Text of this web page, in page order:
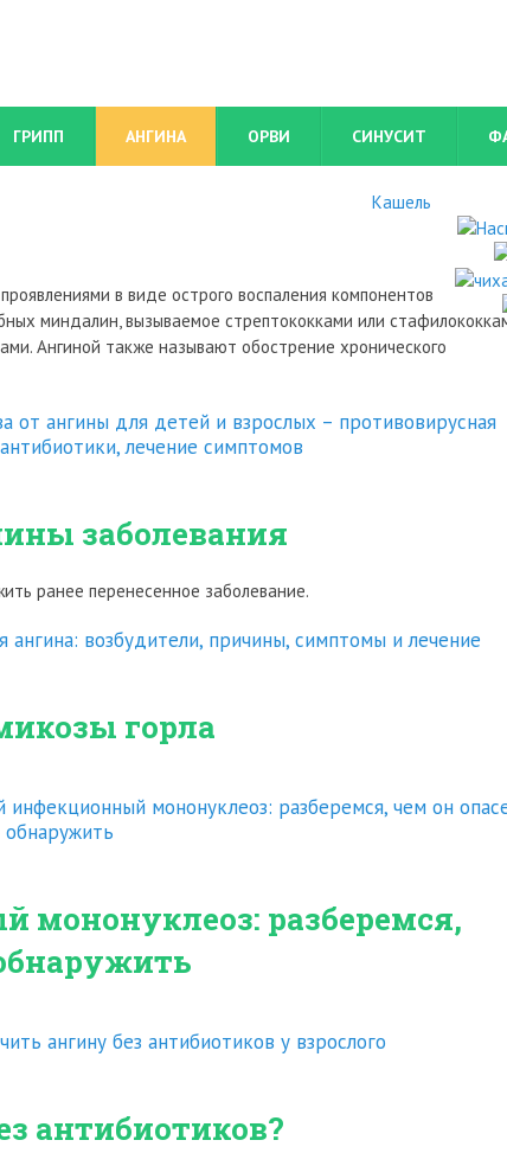
ГРИПП АНГИНА ОРВИ СИНУСИТ
в виде острого воспаления компонентов
миндалин, вызываемое стрептококками или
Ангиной также называют обострение хронического
от ангины для детей и взрослых – противовирусная
лечение симптомов
заболевания
ранее перенесенное заболевание.
ангина: возбудители, причины, симптомы и лечение
горла
инфекционный мононуклеоз: разберемся, чем он
обнаружить
разберемся,
ангину без антибиотиков у взрослого
антибиотиков?
Кашель